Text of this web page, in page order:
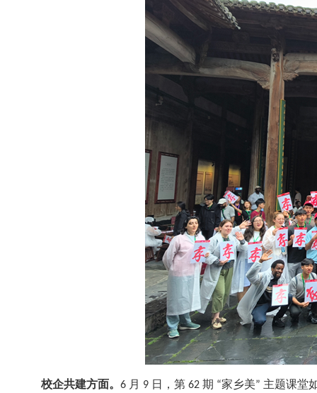
校企共建方面。 6 月 9 日，第 62 期 “家乡美” 主题课